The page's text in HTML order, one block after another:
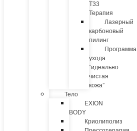
T33
Терапия
Лазерный
карбоновый
пилинг
Программа
ухода
“идеально
чистая
кожа”
Тело
EXION
BODY
Криолиполиз